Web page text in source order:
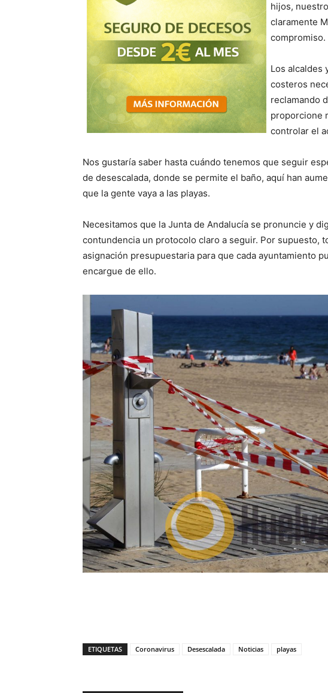
hijos,
claramente
compromiso.
Los alcaldes
costeros
reclamando
proporcione
controlar el
Nos gustaría saber hasta cuándo tenemos que seguir
de desescalada, donde se permite el baño, aquí han
que la gente vaya a las playas.
Necesitamos que la Junta de Andalucía se pronuncie y
contundencia un protocolo claro a seguir. Por supuesto,
asignación presupuestaria para que cada ayuntamiento
encargue de ello.
ETIQUETAS Coronavirus Desescalada Noticias playas